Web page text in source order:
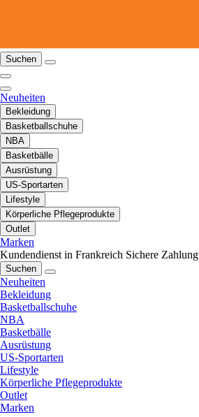
Suchen
Neuheiten
Bekleidung
Basketballschuhe
NBA
Basketbälle
Ausrüstung
US-Sportarten
Lifestyle
Körperliche Pflegeprodukte
Outlet
Marken
Kundendienst in Frankreich Sichere Zahlung
Suchen
Neuheiten
Bekleidung
Basketballschuhe
NBA
Basketbälle
Ausrüstung
US-Sportarten
Lifestyle
Körperliche Pflegeprodukte
Outlet
Marken